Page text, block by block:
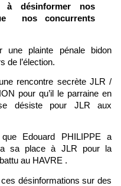
à désinformer nos
nos concurrents
une plainte pénale bidon
de l’élection.
rencontre secrète JLR /
pour qu’il le parraine en
désiste pour JLR aux
que Edouard PHILIPPE a
sa place à JLR pour la
battu au HAVRE .
désinformations sur des